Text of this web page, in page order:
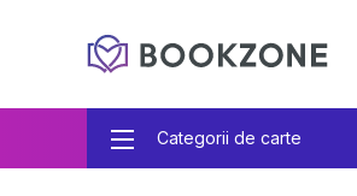
Categorii de carte